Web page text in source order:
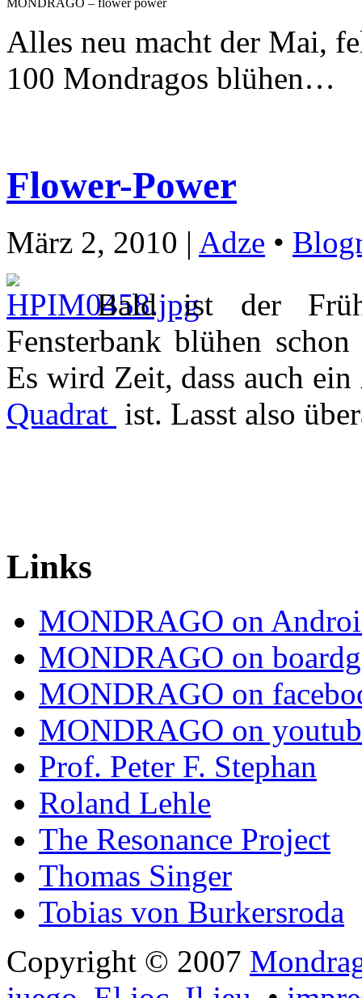
MONDRAGO – flower power
Alles neu macht der Mai,
100 Mondragos blühen…
Flower-Power
März 2, 2010 | Adze •
Bald ist der
Fensterbank blühen
Es wird Zeit, dass auch ein
Quadrat ist. Lasst also
Links
MONDRAGO on
MONDRAGO on
MONDRAGO on
MONDRAGO on
Prof. Peter F. Stephan
Roland Lehle
The Resonance Project
Thomas Singer
Tobias von Burkersroda
Copyright © 2007